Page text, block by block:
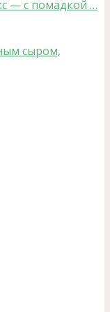
— с помадкой …
сыром,